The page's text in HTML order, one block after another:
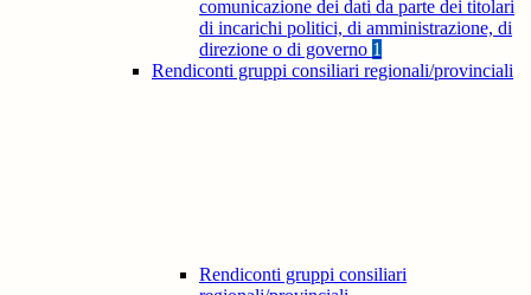
comunicazione dei dati da parte dei titolari
di incarichi politici, di amministrazione, di
direzione o di governo 1
Rendiconti gruppi consiliari regionali/provinciali
Rendiconti gruppi consiliari